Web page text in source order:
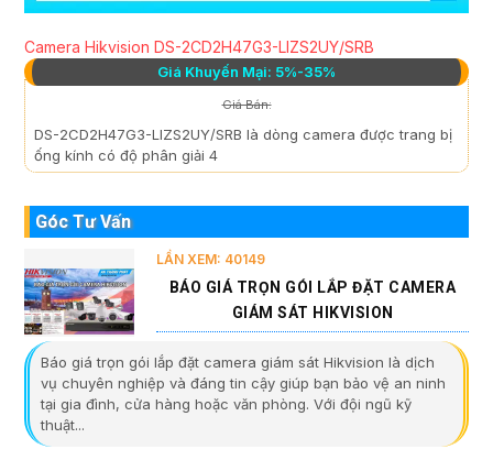
Camera Hikvision DS-2CD2H47G3-LIZS2UY/SRB
Giá Khuyến Mại: 5%-35%
Giá Bán:
DS-2CD2H47G3-LIZS2UY/SRB là dòng camera được trang bị
ống kính có độ phân giải 4
Góc Tư Vấn
LẦN XEM: 40149
BÁO GIÁ TRỌN GÓI LẮP ĐẶT CAMERA
GIÁM SÁT HIKVISION
Báo giá trọn gói lắp đặt camera giám sát Hikvision là dịch
vụ chuyên nghiệp và đáng tin cậy giúp bạn bảo vệ an ninh
tại gia đình, cửa hàng hoặc văn phòng. Với đội ngũ kỹ
thuật...